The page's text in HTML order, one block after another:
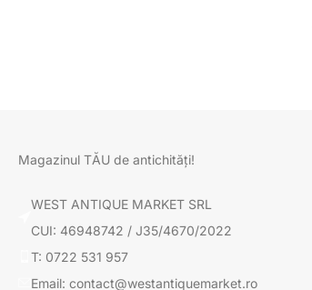
Magazinul TĂU de antichități!
WEST ANTIQUE MARKET SRL
CUI: 46948742 / J35/4670/2022
T: 0722 531 957
Email: contact@westantiquemarket.ro